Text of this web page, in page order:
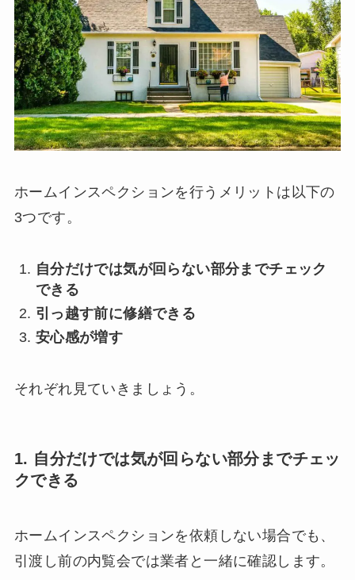
ホームインスペクションを行うメリットは以下の
3つです。
自分だけでは気が回らない部分までチェック
できる
引っ越す前に修繕できる
安心感が増す
それぞれ見ていきましょう。
1. 自分だけでは気が回らない部分までチェッ
クできる
ホームインスペクションを依頼しない場合でも、
引渡し前の内覧会では業者と一緒に確認します。